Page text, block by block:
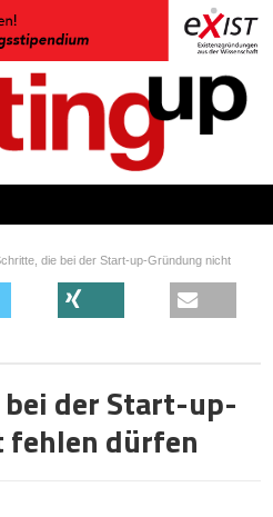
die bei der Start-up-Gründung nicht
der Start-up-
fehlen dürfen